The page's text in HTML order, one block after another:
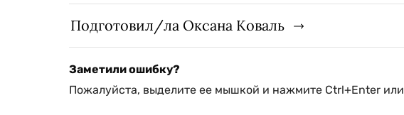
Подготовил/ла Оксана Коваль
Заметили ошибку?
Пожалуйста, выделите ее мышкой и нажмите Ctrl+Enter или